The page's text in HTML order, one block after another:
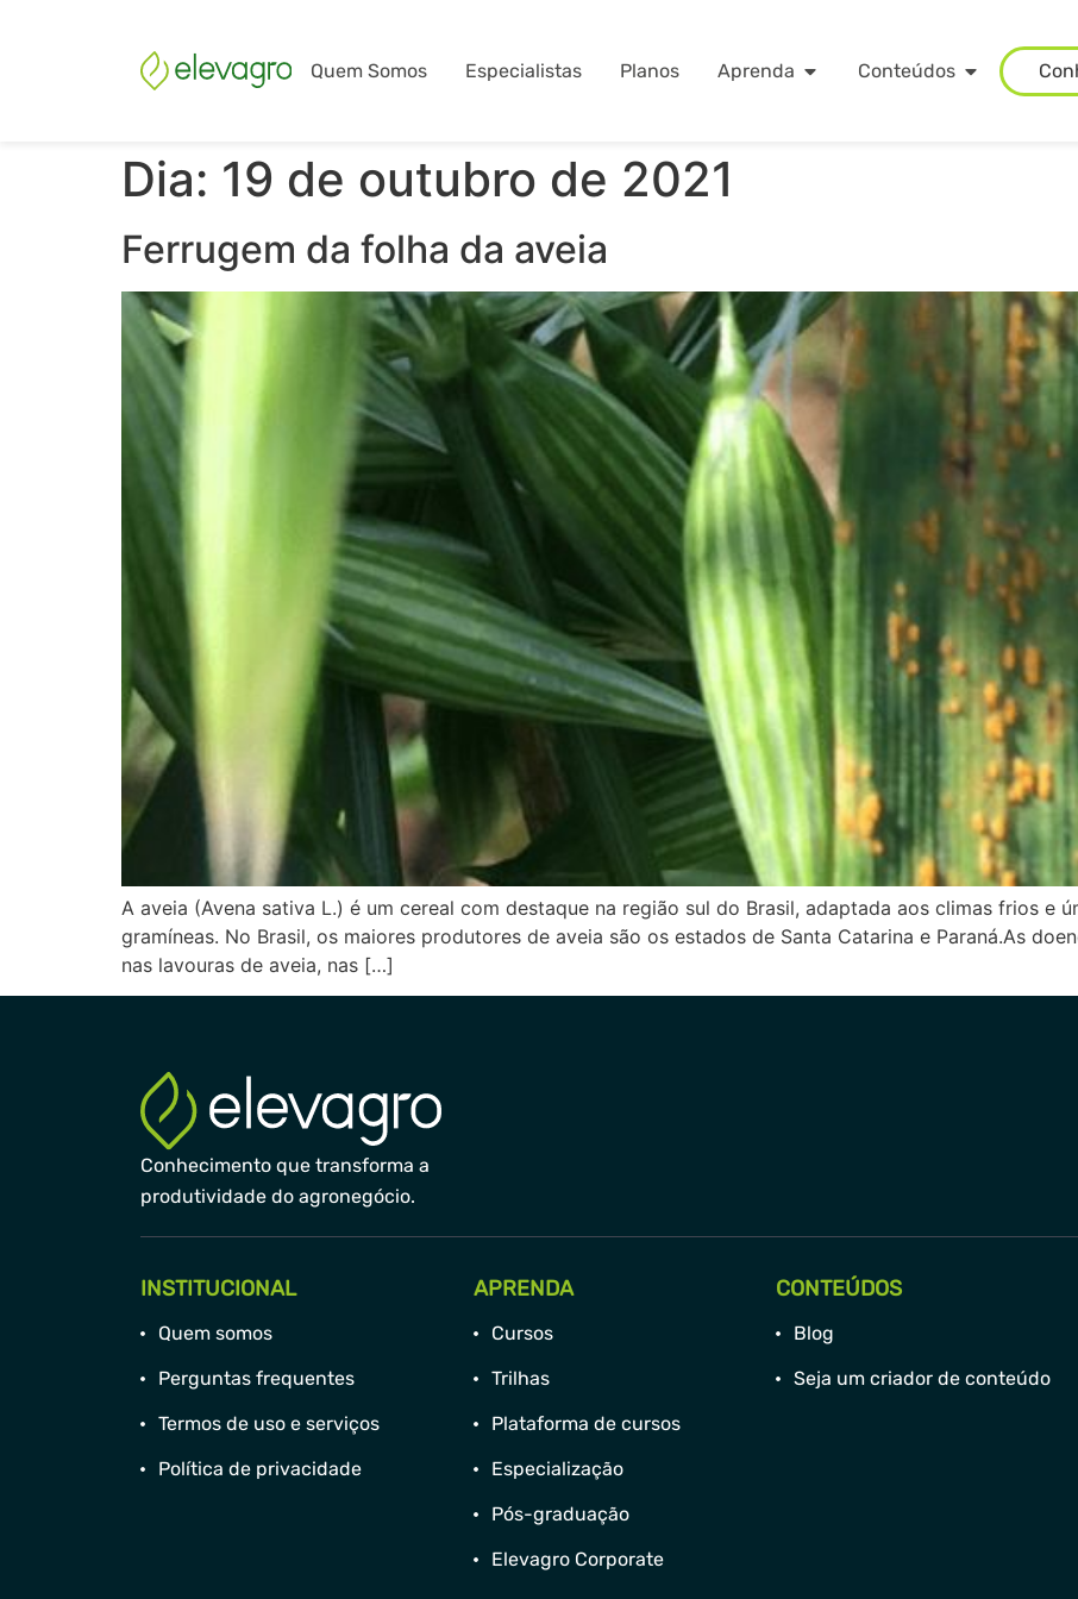
Quem Somos Especialistas Planos Aprenda Conteúdos
Dia: 19 de outubro de 2021
Ferrugem da folha da aveia
A aveia (Avena sativa L.) é um cereal com destaque na região sul do Brasil, adaptada aos climas frios e
gramíneas. No Brasil, os maiores produtores de aveia são os estados de Santa Catarina e Paraná.As
nas lavouras de aveia, nas […]
Conhecimento que transforma a
produtividade do agronegócio.
INSTITUCIONAL
Quem somos
Perguntas frequentes
Termos de uso e serviços
Política de privacidade
APRENDA
Cursos
Trilhas
Plataforma de cursos
Especialização
Pós-graduação
Elevagro Corporate
CONTEÚDOS
Blog
Seja um criador de conteúdo